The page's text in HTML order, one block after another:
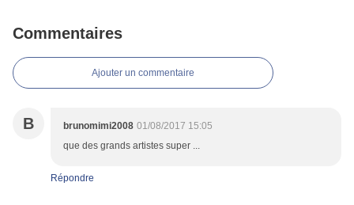
Commentaires
Ajouter un commentaire
B brunomimi2008 01/08/2017 15:05
que des grands artistes super ...
Répondre